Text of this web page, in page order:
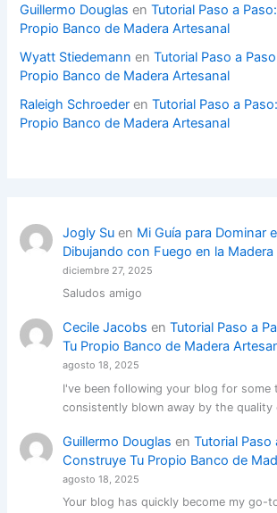
Guillermo Douglas enTutorial Paso a
Propio Banco de Madera Artesanal
Wyatt Stiedemann enTutorial Paso a
Propio Banco de Madera Artesanal
Raleigh Schroeder enTutorial Paso a
Propio Banco de Madera Artesanal
Jogly Suen Mi Guía para Dominar
Dibujando con Fuego en la Madera
diciembre 27, 2025
Saludos amigo
Cecile Jacobs en Tutorial Paso a
Tu Propio Banco de Madera
agosto 18, 2025
I've been following your blog for some
consistently blown away by the
Guillermo Douglas en Tutorial Paso
Construye Tu Propio Banco de
agosto 18, 2025
Your blog has quickly become my go-